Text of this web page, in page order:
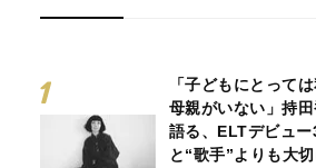
「子どもにとって
母親がいない」持
語る、ELTデビュ
と“歌手”よりも大